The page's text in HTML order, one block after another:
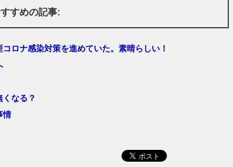
すめの記事:
コロナ感染対策を進めていた。素晴らしい！
くなる？
情